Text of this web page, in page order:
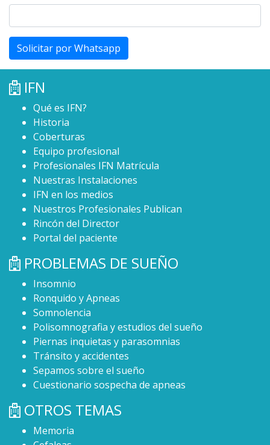
Solicitar por Whatsapp
IFN
Qué es IFN?
Historia
Coberturas
Equipo profesional
Profesionales IFN Matrícula
Nuestras Instalaciones
IFN en los medios
Nuestros Profesionales Publican
Rincón del Director
Portal del paciente
PROBLEMAS DE SUEÑO
Insomnio
Ronquido y Apneas
Somnolencia
Polisomnografia y estudios del sueño
Piernas inquietas y parasomnias
Tránsito y accidentes
Sepamos sobre el sueño
Cuestionario sospecha de apneas
OTROS TEMAS
Memoria